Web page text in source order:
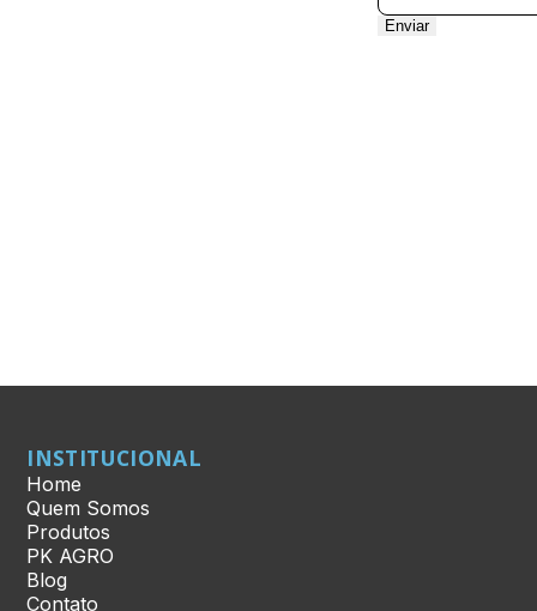
Enviar
INSTITUCIONAL
Home
Quem Somos
Produtos
PK AGRO
Blog
Contato